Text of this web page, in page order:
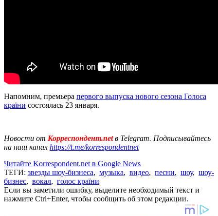
Напомним, премьера первого выпуска нового сезона Голоса
країни состоялась 23 января.
Новости от Корреспондент.netв Telegram. Подписывайтесь
на наш канал https://t.me/korrespondentnet
Читайте Korrespondent.net в Google News
ТЕГИ: звезды шоу-бизнеса, музыка, видео, песни, шоу, шоу-
бизнес, вокал, голос країни
Если вы заметили ошибку, выделите необходимый текст и
нажмите Ctrl+Enter, чтобы сообщить об этом редакции.